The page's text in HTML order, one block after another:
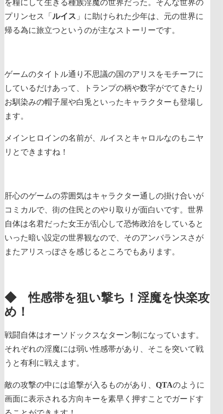
を糧にして生きる種族淫魔の世界だった。そんな世界の
プリンセス「 ルイス 」に助けられた少年は、元の世界に
帰る為に旅立つというのが主なストーリーです。
ゲームのタイトル通り 不思議の国のアリスをモチーフに
しているだけあって、トランプの柄や数字がでてきたり
お馴染みの帽子屋や白兎といったキャラクターも登場し
ます。
メインヒロインの名前が、ルイスとキャロルなのもニヤ
リとできますね！
肝心のゲームの雰囲気はキャラクター通しの掛け合いが
コミカルで、街の住民とのやり取りが面白いです。世界
自体は名君だった女王が乱心して恐怖政治をしていると
いった暗い設定の世界観なので、そのアンバランスさが
またアリスっぽさを感じるところでもあります。
◆ 性感帯を狙い撃ち！淫魔を快楽攻
め！
戦闘自体はオーソドックスなターン制になっています。
それぞれの淫魔には弱い性感帯があり、そこを突いて戦
うと有利に戦えます。
敵の攻撃の中には追撃が入るものがあり、 QTAのように
画面に表示される方向キーを素早く押すことでガードす